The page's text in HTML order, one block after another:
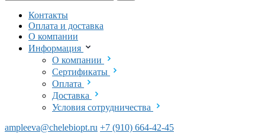
Контакты
Оплата и доставка
О компании
Информация
О компании
Сертификаты
Оплата
Доставка
Условия сотрудничества
ampleeva@chelebiopt.ru +7 (910) 664-42-45